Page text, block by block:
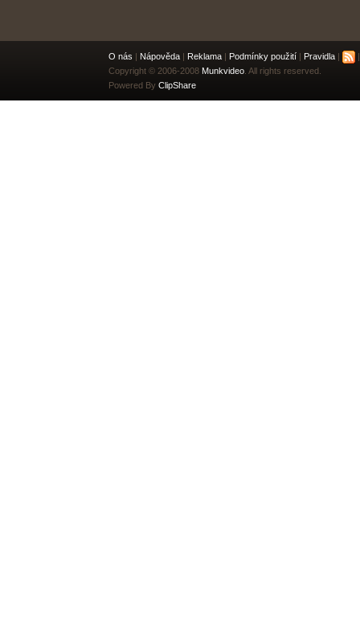
O nás | Nápověda | Reklama | Podmínky použití | Pravidla |
Copyright © 2006-2008 Munkvideo . All rights reserved.
Powered By ClipShare